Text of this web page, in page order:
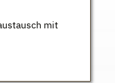
mit